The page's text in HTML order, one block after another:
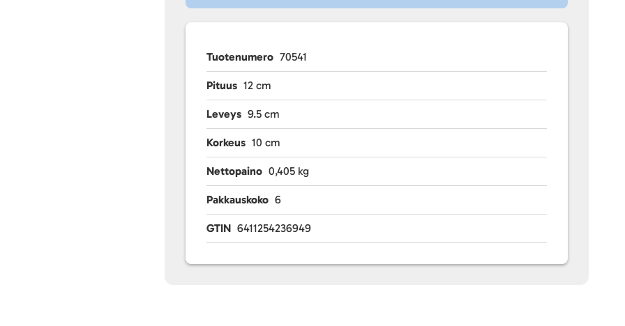
Tuotenumero 70541
Pituus 12 cm
Leveys 9.5 cm
Korkeus 10 cm
Nettopaino 0,405 kg
Pakkauskoko 6
GTIN 6411254236949